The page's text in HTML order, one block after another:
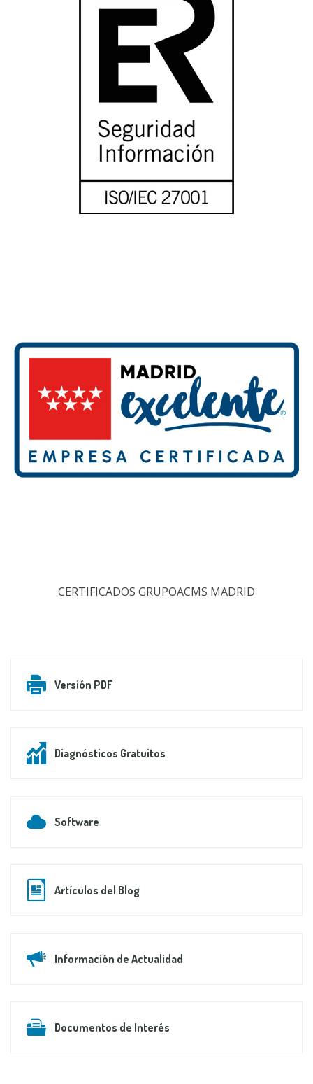
CERTIFICADOS GRUPOACMS MADRID
Versión PDF
Diagnósticos Gratuitos
Software
Artículos del Blog
Información de Actualidad
Documentos de Interés